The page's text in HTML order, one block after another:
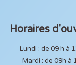
Horaires
Lundi : de 09 h à
Mardi : de 09h à